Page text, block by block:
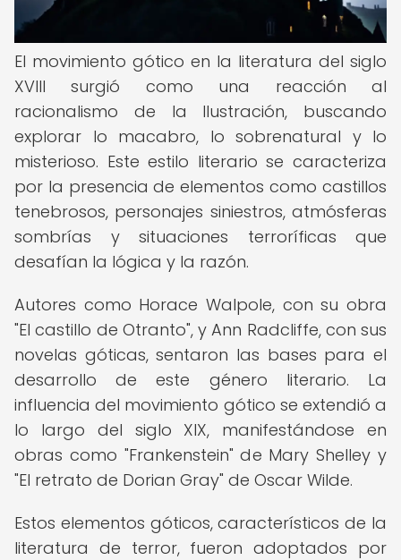
El movimiento gótico en la literatura del siglo
XVIII surgió como una reacción al
racionalismo de la Ilustración, buscando
explorar lo macabro, lo sobrenatural y lo
misterioso. Este estilo literario se caracteriza
por la presencia de elementos como castillos
tenebrosos, personajes siniestros, atmósferas
sombrías y situaciones terroríficas que
desafían la lógica y la razón.
Autores como Horace Walpole, con su obra
"El castillo de Otranto", y Ann Radcliffe, con sus
novelas góticas, sentaron las bases para el
desarrollo de este género literario. La
influencia del movimiento gótico se extendió a
lo largo del siglo XIX, manifestándose en
obras como "Frankenstein" de Mary Shelley y
"El retrato de Dorian Gray" de Oscar Wilde.
Estos elementos góticos, característicos de la
literatura de terror, fueron adoptados por